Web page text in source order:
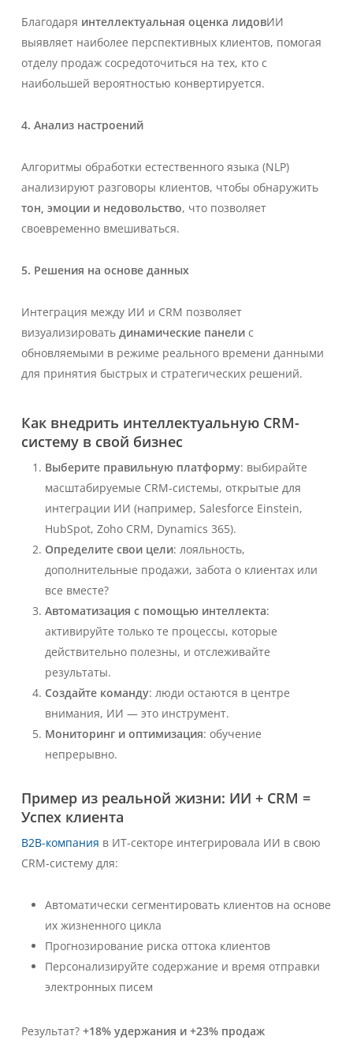
Благодаря интеллектуальная оценка лидовИИ
выявляет наиболее перспективных клиентов, помогая
отделу продаж сосредоточиться на тех, кто с
наибольшей вероятностью конвертируется.
4. Анализ настроений
Алгоритмы обработки естественного языка (NLP)
анализируют разговоры клиентов, чтобы обнаружить
тон, эмоции и недовольство, что позволяет
своевременно вмешиваться.
5. Решения на основе данных
Интеграция между ИИ и CRM позволяет
визуализировать динамические панелис
обновляемыми в режиме реального времени данными
для принятия быстрых и стратегических решений.
Как внедрить интеллектуальную CRM-
систему в свой бизнес
Выберите правильную платформу: выбирайте
масштабируемые CRM-системы, открытые для
интеграции ИИ (например, Salesforce Einstein,
HubSpot, Zoho CRM, Dynamics 365).
Определите свои цели: лояльность,
дополнительные продажи, забота о клиентах или
все вместе?
Автоматизация с помощью интеллекта:
активируйте только те процессы, которые
действительно полезны, и отслеживайте
результаты.
Создайте команду: люди остаются в центре
внимания, ИИ — это инструмент.
Мониторинг и оптимизация: обучение
непрерывно.
Пример из реальной жизни: ИИ + CRM =
Успех клиента
B2B-компания в ИТ-секторе интегрировала ИИ в свою
CRM-систему для:
Автоматически сегментировать клиентов на основе
их жизненного цикла
Прогнозирование риска оттока клиентов
Персонализируйте содержание и время отправки
электронных писем
Результат? +18% удержания и +23% продаж